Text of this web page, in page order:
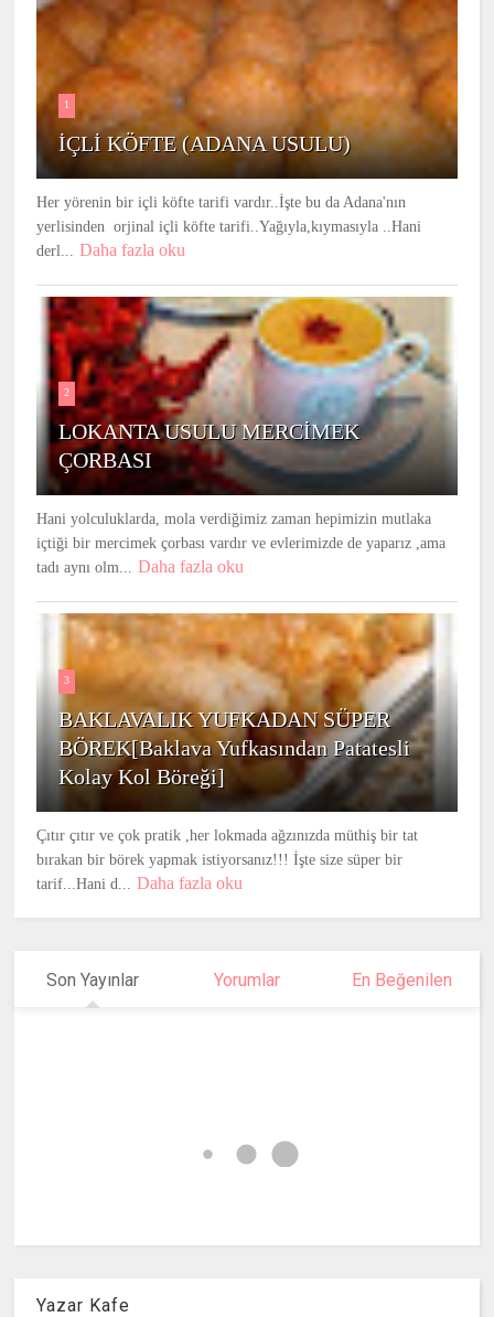
1
İÇLİ KÖFTE (ADANA USULU)
Her yörenin bir içli köfte tarifi vardır..İşte bu da Adana'nın
yerlisinden orjinal içli köfte tarifi..Yağıyla,kıymasıyla ..Hani
derl... Daha fazla oku
2
LOKANTA USULU MERCİMEK
ÇORBASI
Hani yolculuklarda, mola verdiğimiz zaman hepimizin mutlaka
içtiği bir mercimek çorbası vardır ve evlerimizde de yaparız ,ama
tadı aynı olm... Daha fazla oku
3
BAKLAVALIK YUFKADAN SÜPER
BÖREK[Baklava Yufkasından Patatesli
Kolay Kol Böreği]
Çıtır çıtır ve çok pratik ,her lokmada ağzınızda müthiş bir tat
bırakan bir börek yapmak istiyorsanız!!! İşte size süper bir
tarif...Hani d... Daha fazla oku
Son Yayınlar Yorumlar En Beğenilen
Yazar Kafe